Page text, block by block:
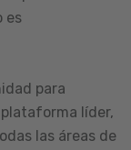
es
para
líder,
las áreas de